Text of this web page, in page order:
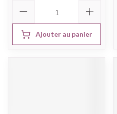
Ajouter au panier